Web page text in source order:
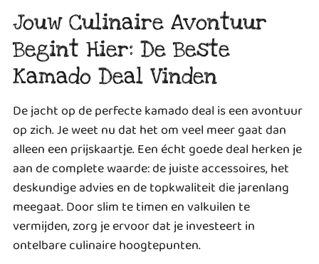
Jouw Culinaire Avontuur
Begint Hier: De Beste
Kamado Deal Vinden
De jacht op de perfecte kamado deal is een avontuur
op zich. Je weet nu dat het om veel meer gaat dan
alleen een prijskaartje. Een écht goede deal herken je
aan de complete waarde: de juiste accessoires, het
deskundige advies en de topkwaliteit die jarenlang
meegaat. Door slim te timen en valkuilen te
vermijden, zorg je ervoor dat je investeert in
ontelbare culinaire hoogtepunten.